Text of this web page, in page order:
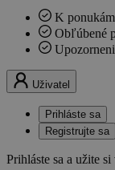
K
Obľúbené
Uživatel
Prihláste sa
Registrujte sa
Prihláste sa a užite